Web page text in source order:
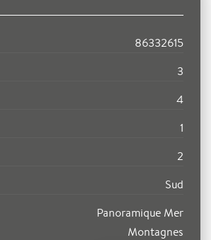
86332615
3
4
1
2
Sud
Panoramique Mer
Montagnes